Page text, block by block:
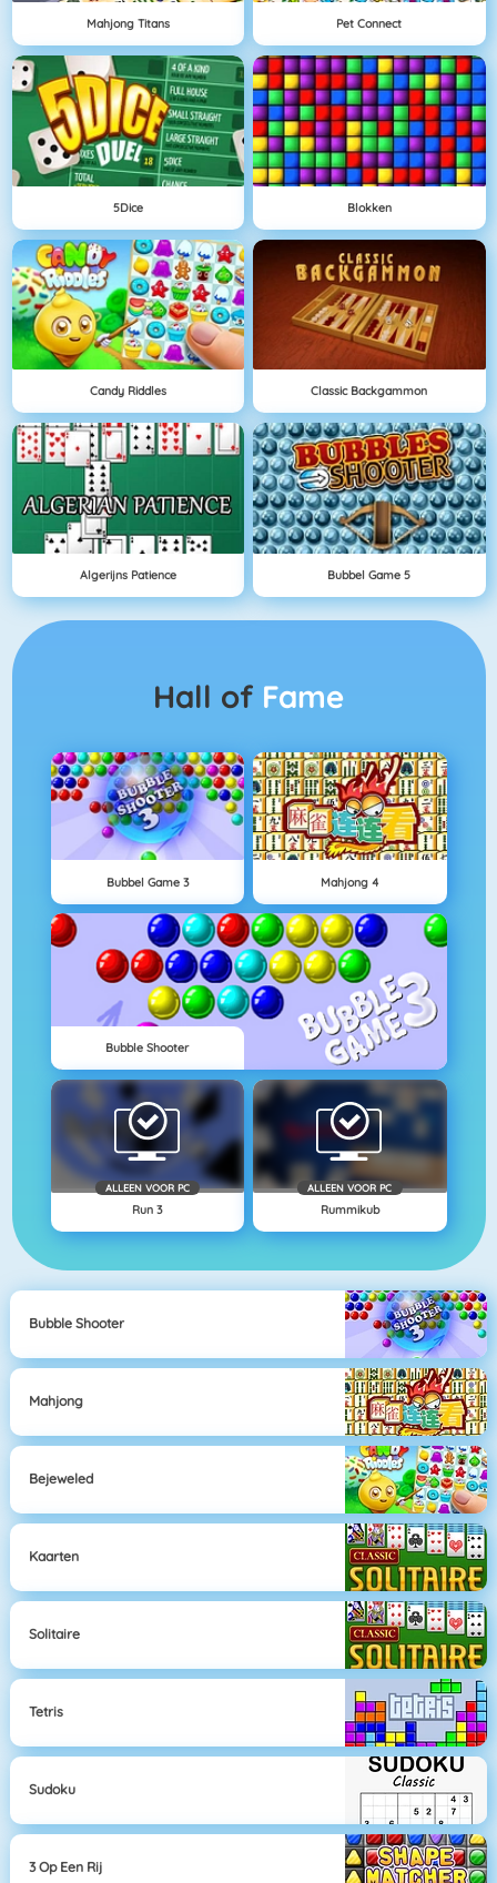
Mahjong Titans Pet Connect
5Dice Blokken
Candy Riddles Classic Backgammon
Algerijns Patience Bubbel Game 5
Hall of Fame
Bubbel Game 3 Mahjong 4
Bubble Shooter
ALLEEN VOOR PC
Run 3
ALLEEN VOOR PC
Rummikub
Bubble Shooter
Mahjong
Bejeweled
Kaarten
Solitaire
Tetris
Sudoku
3 Op Een Rij